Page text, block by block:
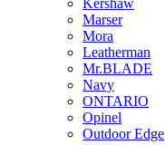
Kershaw
Marser
Mora
Leatherman
Mr.BLADE
Navy
ONTARIO
Opinel
Outdoor Edge